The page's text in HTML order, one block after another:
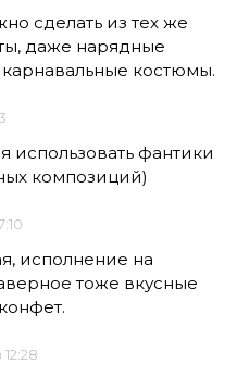
сделать из тех же
даже нарядные
костюмы.
использовать фантики
композиций)
исполнение на
тоже вкусные
12:28